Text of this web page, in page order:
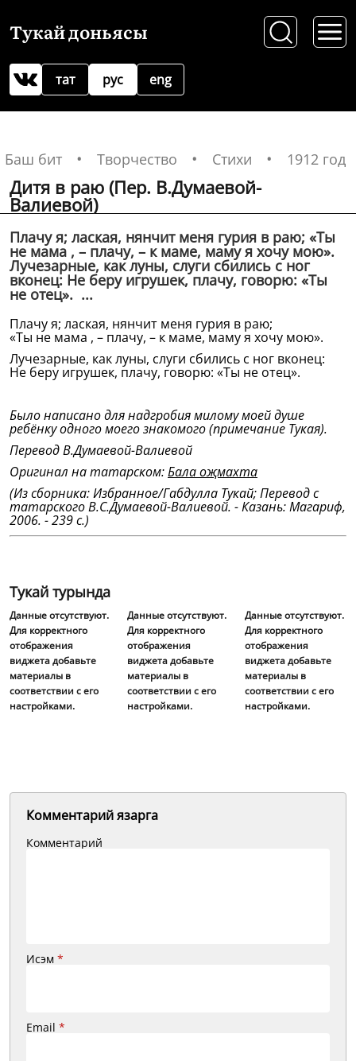
Тукай доньясы
рус
тат eng
Баш бит Творчество Стихи 1912 год
Дитя в раю (Пер. В.Думаевой-
Валиевой)
Плачу я; лаская, нянчит меня гурия в раю; «Ты
не мама , – плачу, – к маме, маму я хочу мою».
Лучезарные, как луны, слуги сбились с ног
вконец: Не беру игрушек, плачу, говорю: «Ты
не отец». ...
Плачу я; лаская, нянчит меня гурия в раю;
«Ты не мама , – плачу, – к маме, маму я хочу мою».
Лучезарные, как луны, слуги сбились с ног вконец:
Не беру игрушек, плачу, говорю: «Ты не отец».
Было написано для надгробия милому моей душе
ребёнку одного моего знакомого (примечание Тукая).
Перевод В.Думаевой-Валиевой
Оригинал на татарском:Бала оҗмахта
(Из сборника: Избранное/Габдулла Тукай; Перевод с
татарского В.С.Думаевой-Валиевой. - Казань: Магариф,
2006. - 239 с.)
Тукай турында
Данные отсутствуют.
Для корректного
отображения
виджета добавьте
материалы в
соответствии с его
настройками.
Данные отсутствуют.
Для корректного
отображения
виджета добавьте
материалы в
соответствии с его
настройками.
Данные отсутствуют.
Для корректного
отображения
виджета добавьте
материалы в
соответствии с его
настройками.
Комментарий язарга
Комментарий
Исэм *
Email *